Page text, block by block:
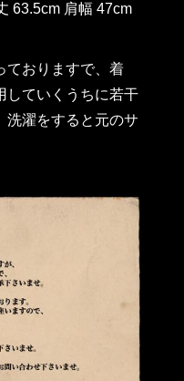
63.5cm 肩幅 47cm
ておりますで、着
していくうちに若干
洗濯をすると元のサ